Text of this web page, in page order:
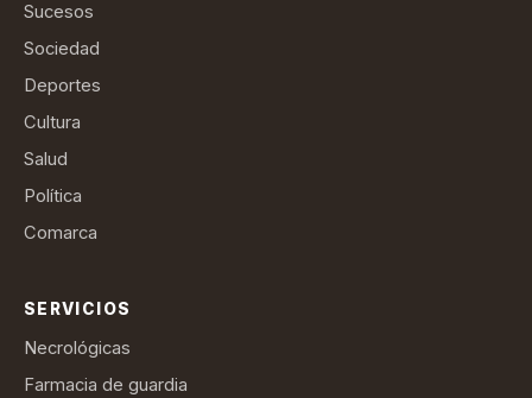
Sucesos
Sociedad
Deportes
Cultura
Salud
Política
Comarca
SERVICIOS
Necrológicas
Farmacia de guardia